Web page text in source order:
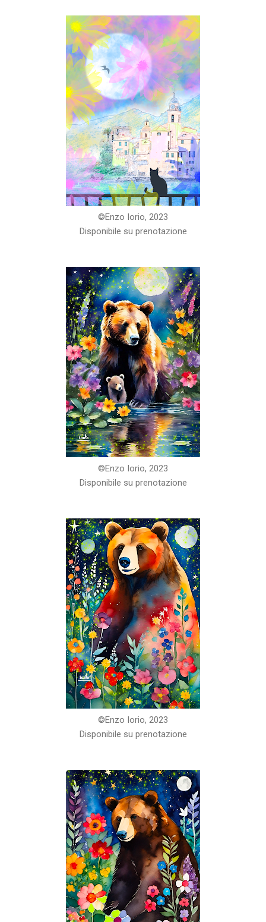
©️Enzo Iorio, 2023
Disponibile su prenotazione
©️Enzo Iorio, 2023
Disponibile su prenotazione
©️Enzo Iorio, 2023
Disponibile su prenotazione